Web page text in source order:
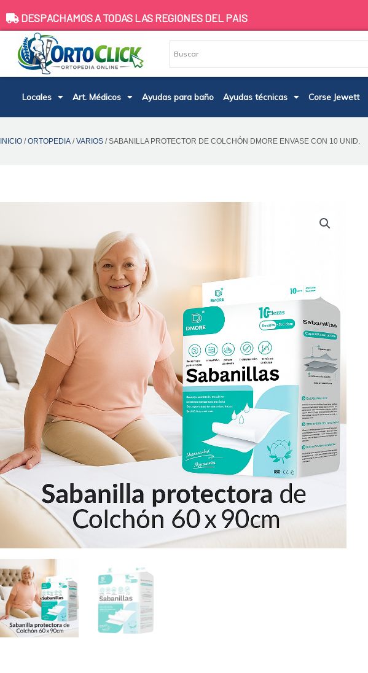
al
contenido
DESPACHAMOS A TODAS LAS REGIONES DEL PAIS
Locales Art. Médicos Ayudas para baño Ayudas técnicas Corse Jewett
INICIO /ORTOPEDIA /VARIOS / SABANILLA PROTECTOR DE COLCHÓN DMORE ENVASE CON 10 UNID.